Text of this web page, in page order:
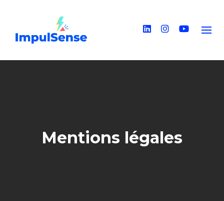
Mentions légales